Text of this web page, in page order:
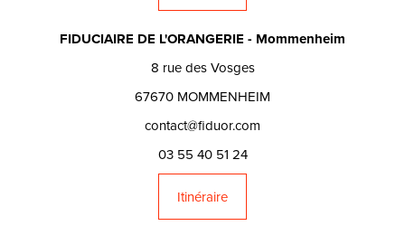
FIDUCIAIRE DE L'ORANGERIE - Mommenheim
8 rue des Vosges
67670 MOMMENHEIM
contact@fiduor.com
03 55 40 51 24
Itinéraire